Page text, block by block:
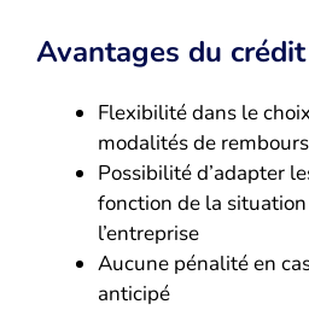
Avantages du
Flexibilité dans le
modalités de
Possibilité d’adapter
fonction de la
l’entreprise
Aucune pénalité en
anticipé